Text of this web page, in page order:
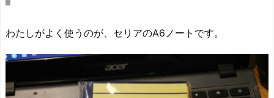
わたしがよく使うのが、セリアのA6ノートです。